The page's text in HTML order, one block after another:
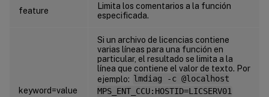
feature
Limita los comentarios a la función
especificada.
keyword=value
Si un archivo de licencias contiene
varias líneas para una función en
particular, el resultado se limita a la
línea que contiene el valor de texto. Por
ejemplo:
lmdiag -c @localhost
MPS_ENT_CCU:HOSTID=LICSERV01